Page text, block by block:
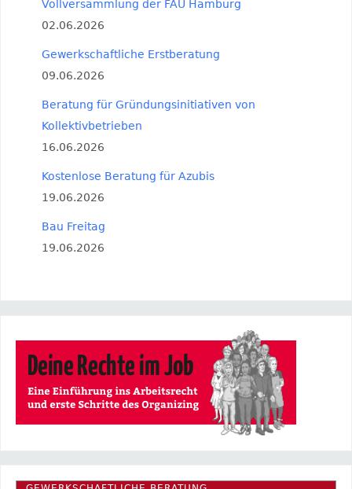
Vollversammlung der FAU Hamburg
02.06.2026
Gewerkschaftliche Erstberatung
09.06.2026
Beratung für Gründungsinitiativen von
Kollektivbetrieben
16.06.2026
Kostenlose Beratung für Azubis
19.06.2026
Bau Freitag
19.06.2026